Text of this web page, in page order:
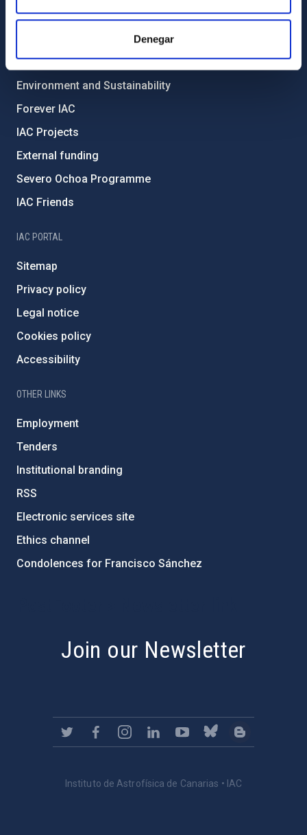
Denegar
Transparency
Code of ethics and anti-fraud policy
Gender equality and diversity
Environment and Sustainability
Forever IAC
IAC Projects
External funding
Severo Ochoa Programme
IAC Friends
IAC PORTAL
Sitemap
Privacy policy
Legal notice
Cookies policy
Accessibility
OTHER LINKS
Employment
Tenders
Institutional branding
RSS
Electronic services site
Ethics channel
Condolences for Francisco Sánchez
Join our Newsletter
Instituto de Astrofísica de Canarias • IAC